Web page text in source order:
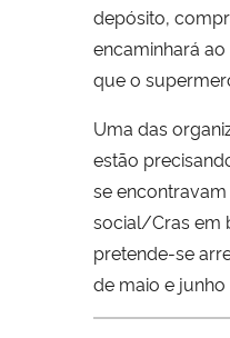
depósito,
encaminhará
que o
Uma das
estão
se
social/Cras em
pretende-se
de maio e